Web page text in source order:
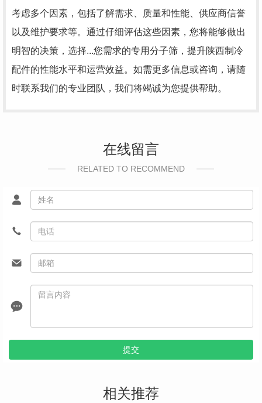
考虑多个因素，包括了解需求、质量和性能、供应商信誉
以及维护要求等。通过仔细评估这些因素，您将能够做出
明智的决策，选择...您需求的专用分子筛，提升陕西制冷
配件的性能水平和运营效益。如需更多信息或咨询，请随
时联系我们的专业团队，我们将竭诚为您提供帮助。
在线留言
RELATED TO RECOMMEND
提交
相关推荐